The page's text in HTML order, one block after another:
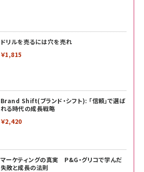
ドリルを売るには穴を売れ
￥1,815
Brand Shift(ブランド・シフト): 「信頼」で選ば
れる時代の成長戦略
￥2,420
マーケティングの真実 P&G・グリコで学んだ
失敗と成長の法則